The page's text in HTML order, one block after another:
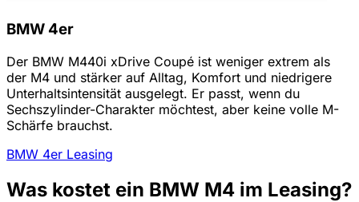
BMW 4er
Der BMW M440i xDrive Coupé ist weniger extrem als
der M4 und stärker auf Alltag, Komfort und niedrigere
Unterhaltsintensität ausgelegt. Er passt, wenn du
Sechszylinder-Charakter möchtest, aber keine volle M-
Schärfe brauchst.
BMW 4er Leasing
Was kostet ein BMW M4 im Leasing?